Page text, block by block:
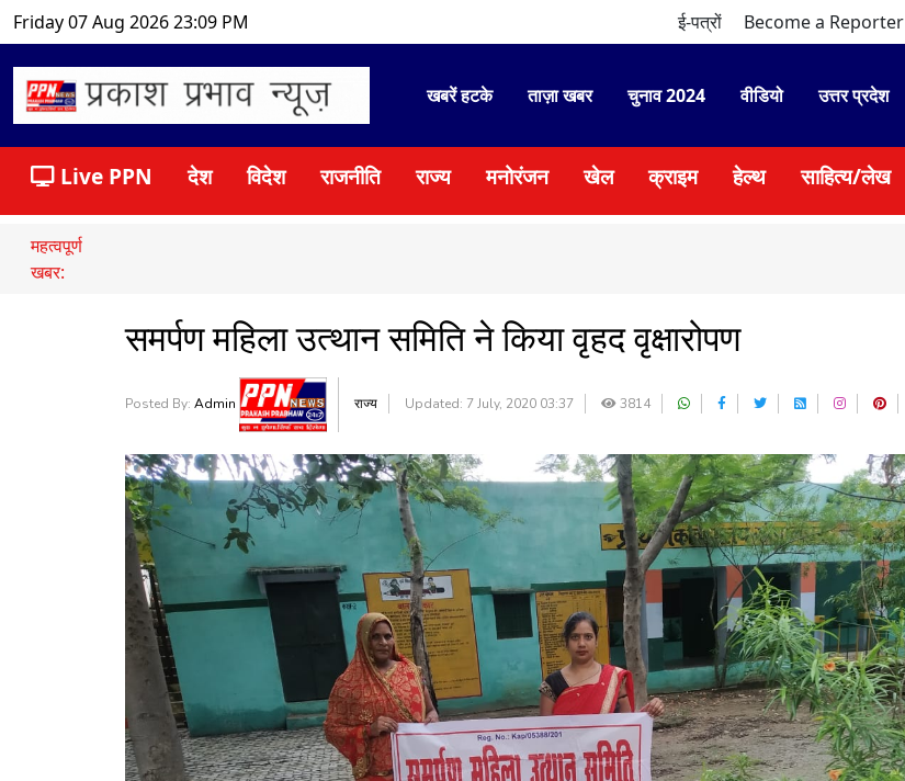
Friday 07 Aug 2026 23:09 PM ई-पत्रों Become a Reporter
खबरें हटके ताज़ा खबर चुनाव 2024 वीडियो उत्तर प्रदेश
Live PPN देश विदेश राजनीति राज्य मनोरंजन खेल क्राइम हेल्थ साहित्य/लेख
महत्वपूर्ण
खबर:
समर्पण महिला उत्थान समिति ने किया वृहद वृक्षारोपण
Posted By: Admin राज्य Updated: 7 July, 2020 03:37 3814